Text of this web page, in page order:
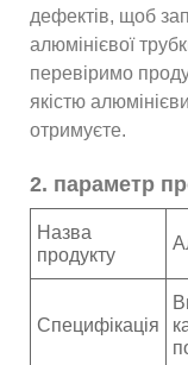
дефектів, щоб
алюмінієвої
перевіримо
якістю
отримуєте.
2. параметр
Назва
продукту
Специфікація